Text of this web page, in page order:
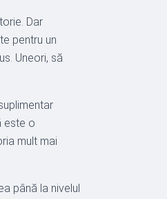
Dar
pentru un
Uneori, să
este o
mult mai
până la nivelul